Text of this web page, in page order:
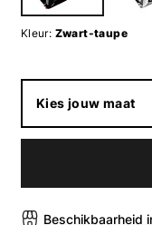
Kleur: Zwart-taupe
Kies jouw maat
Beschikbaarheid